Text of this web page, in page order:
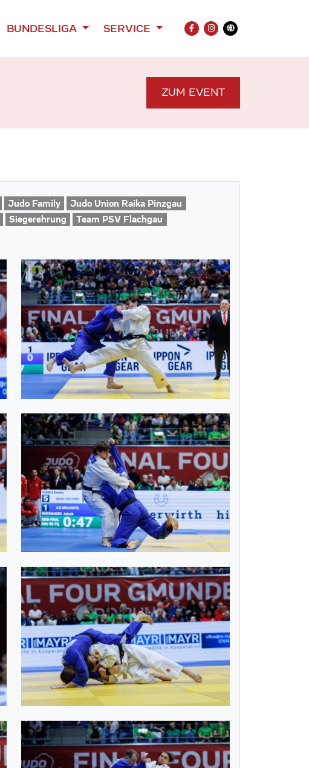
BUNDESLIGA SERVICE
FACEBOOK
INSTAGRAM
Übersetzung
ZUM EVENT
Judo Family
Judo Union Raika Pinzgau
Siegerehrung
Team PSV Flachgau